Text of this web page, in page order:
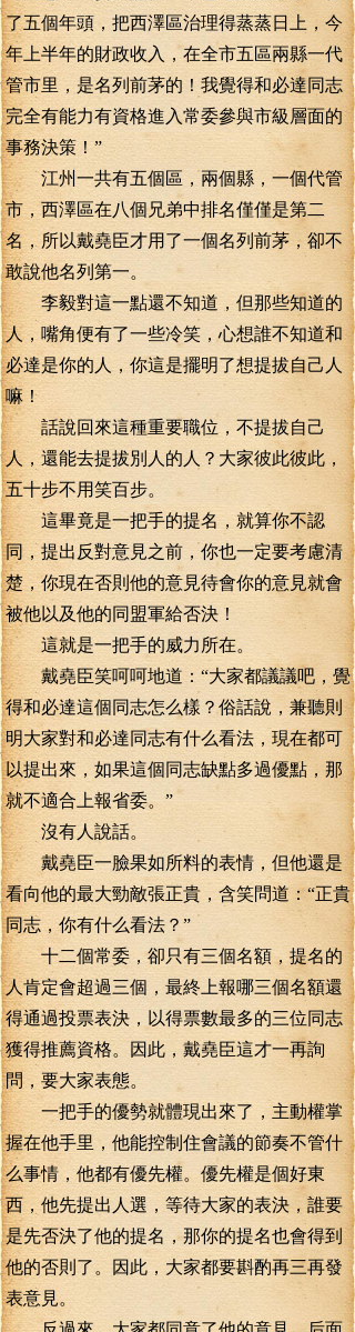
了五個年頭，把西澤區治理得蒸蒸日上，今
年上半年的財政收入，在全市五區兩縣一代
管市里，是名列前茅的！我覺得和必達同志
完全有能力有資格進入常委參與市級層面的
事務決策！”
江州一共有五個區，兩個縣，一個代管
市，西澤區在八個兄弟中排名僅僅是第二
名，所以戴堯臣才用了一個名列前茅，卻不
敢說他名列第一。
李毅對這一點還不知道，但那些知道的
人，嘴角便有了一些冷笑，心想誰不知道和
必達是你的人，你這是擺明了想提拔自己人
嘛！
話說回來這種重要職位，不提拔自己
人，還能去提拔別人的人？大家彼此彼此，
五十步不用笑百步。
這畢竟是一把手的提名，就算你不認
同，提出反對意見之前，你也一定要考慮清
楚，你現在否則他的意見待會你的意見就會
被他以及他的同盟軍給否決！
這就是一把手的威力所在。
戴堯臣笑呵呵地道：“大家都議議吧，覺
得和必達這個同志怎么樣？俗話說，兼聽則
明大家對和必達同志有什么看法，現在都可
以提出來，如果這個同志缺點多過優點，那
就不適合上報省委。”
沒有人說話。
戴堯臣一臉果如所料的表情，但他還是
看向他的最大勁敵張正貴，含笑問道：“正貴
同志，你有什么看法？”
十二個常委，卻只有三個名額，提名的
人肯定會超過三個，最終上報哪三個名額還
得通過投票表決，以得票數最多的三位同志
獲得推薦資格。因此，戴堯臣這才一再詢
問，要大家表態。
一把手的優勢就體現出來了，主動權掌
握在他手里，他能控制住會議的節奏不管什
么事情，他都有優先權。優先權是個好東
西，他先提出人選，等待大家的表決，誰要
是先否決了他的提名，那你的提名也會得到
他的否則了。因此，大家都要斟酌再三再發
表意見。